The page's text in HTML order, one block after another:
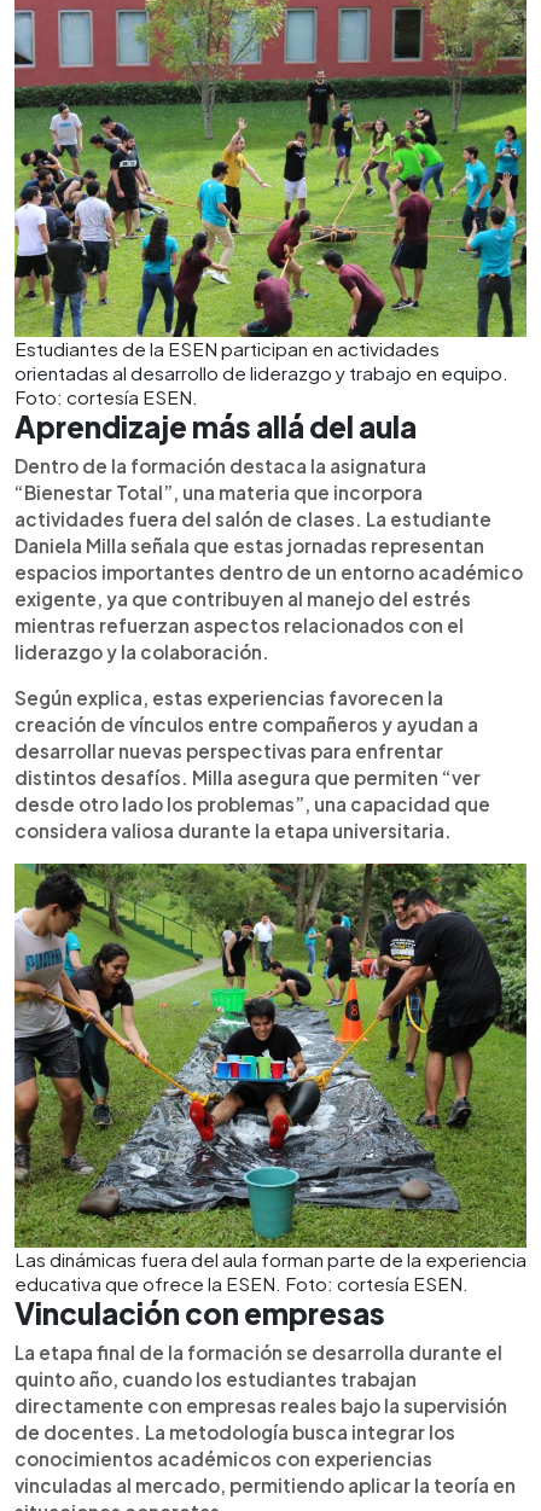
Estudiantes de la ESEN participan en actividades
orientadas al desarrollo de liderazgo y trabajo en equipo.
Foto: cortesía ESEN.
Aprendizaje más allá del aula
Dentro de la formación destaca la asignatura
“Bienestar Total”, una materia que incorpora
actividades fuera del salón de clases. La estudiante
Daniela Milla señala que estas jornadas representan
espacios importantes dentro de un entorno académico
exigente, ya que contribuyen al manejo del estrés
mientras refuerzan aspectos relacionados con el
liderazgo y la colaboración.
Según explica, estas experiencias favorecen la
creación de vínculos entre compañeros y ayudan a
desarrollar nuevas perspectivas para enfrentar
distintos desafíos. Milla asegura que permiten “ver
desde otro lado los problemas”, una capacidad que
considera valiosa durante la etapa universitaria.
Las dinámicas fuera del aula forman parte de la experiencia
educativa que ofrece la ESEN. Foto: cortesía ESEN.
Vinculación con empresas
La etapa final de la formación se desarrolla durante el
quinto año, cuando los estudiantes trabajan
directamente con empresas reales bajo la supervisión
de docentes. La metodología busca integrar los
conocimientos académicos con experiencias
vinculadas al mercado, permitiendo aplicar la teoría en